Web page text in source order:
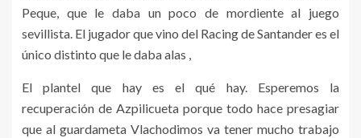
Peque, que le daba un poco de mordiente al juego
sevillista. El jugador que vino del Racing de Santander es el
único distinto que le daba alas ,
El plantel que hay es el qué hay. Esperemos la
recuperación de Azpilicueta porque todo hace presagiar
que al guardameta Vlachodimos va tener mucho trabajo